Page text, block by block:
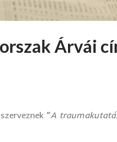
Árvái
“A